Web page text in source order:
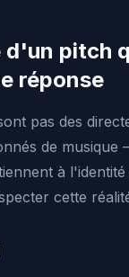
d'un pitch
réponse
pas des
de
à l'identité
cette